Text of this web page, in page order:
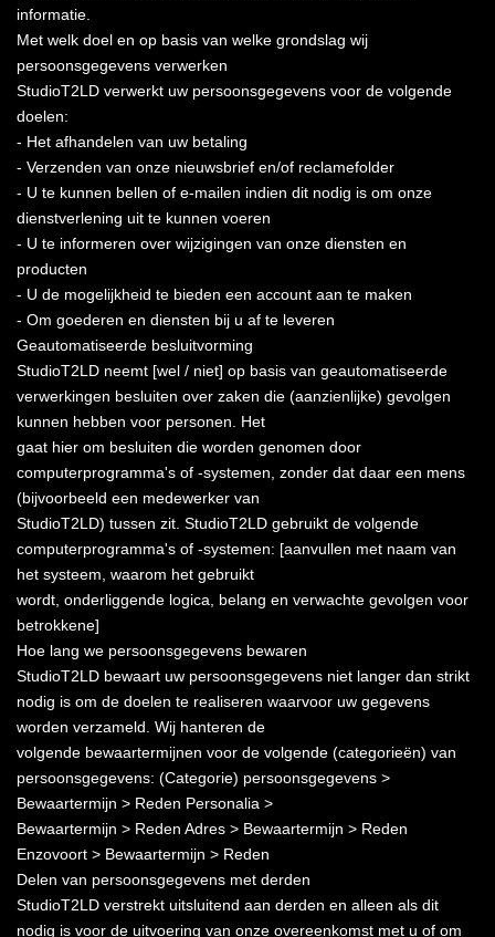
informatie.
Met welk doel en op basis van welke grondslag wij
persoonsgegevens verwerken
StudioT2LD verwerkt uw persoonsgegevens voor de volgende
doelen:
- Het afhandelen van uw betaling
- Verzenden van onze nieuwsbrief en/of reclamefolder
- U te kunnen bellen of e-mailen indien dit nodig is om onze
dienstverlening uit te kunnen voeren
- U te informeren over wijzigingen van onze diensten en
producten
- U de mogelijkheid te bieden een account aan te maken
- Om goederen en diensten bij u af te leveren
Geautomatiseerde besluitvorming
StudioT2LD neemt [wel / niet] op basis van geautomatiseerde
verwerkingen besluiten over zaken die (aanzienlijke) gevolgen
kunnen hebben voor personen. Het
gaat hier om besluiten die worden genomen door
computerprogramma's of -systemen, zonder dat daar een mens
(bijvoorbeeld een medewerker van
StudioT2LD) tussen zit. StudioT2LD gebruikt de volgende
computerprogramma's of -systemen: [aanvullen met naam van
het systeem, waarom het gebruikt
wordt, onderliggende logica, belang en verwachte gevolgen voor
betrokkene]
Hoe lang we persoonsgegevens bewaren
StudioT2LD bewaart uw persoonsgegevens niet langer dan strikt
nodig is om de doelen te realiseren waarvoor uw gegevens
worden verzameld. Wij hanteren de
volgende bewaartermijnen voor de volgende (categorieën) van
persoonsgegevens: (Categorie) persoonsgegevens >
Bewaartermijn > Reden Personalia >
Bewaartermijn > Reden Adres > Bewaartermijn > Reden
Enzovoort > Bewaartermijn > Reden
Delen van persoonsgegevens met derden
StudioT2LD verstrekt uitsluitend aan derden en alleen als dit
nodig is voor de uitvoering van onze overeenkomst met u of om